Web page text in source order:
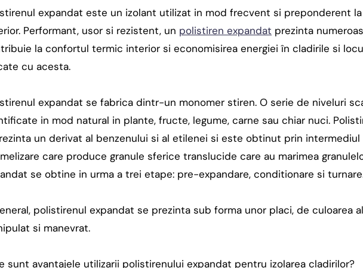
expandat este un izolant utilizat in mod frecvent si preponderent
Performant, usor si rezistent, un polistiren expandat prezinta
la confortul termic interior si economisirea energiei în cladirile si
cu acesta.
expandat se fabrica dintr-un monomer stiren. O serie de niveluri
in mod natural in plante, fructe, legume, carne sau chiar nuci.
un derivat al benzenului si al etilenei si este obtinut prin
care produce granule sferice translucide care au marimea
se obtine in urma a trei etape: pre-expandare, conditionare si
polistirenul expandat se prezinta sub forma unor placi, de culoarea
si manevrat.
sunt avantajele utilizarii polistirenului expandat pentru izolarea cladirilor?